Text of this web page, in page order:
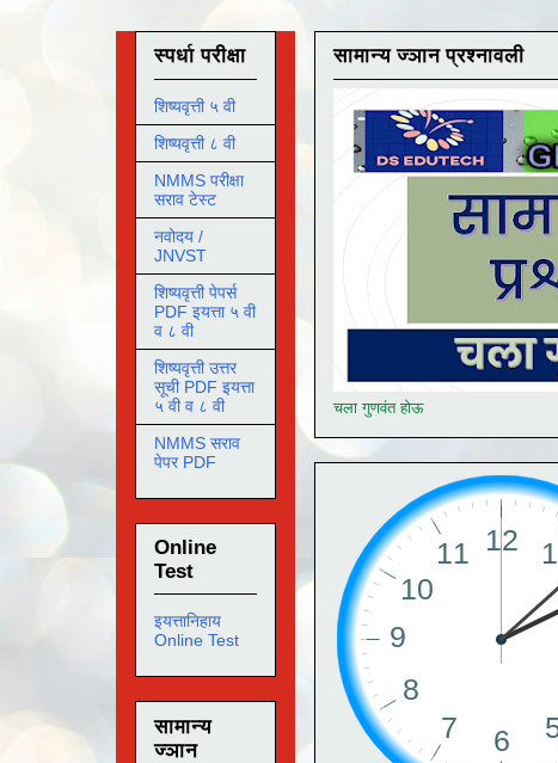
सामान्य ज्ञान प्रश्नावली
चला गुणवंत होऊ
स्पर्धा परीक्षा
शिष्यवृत्ती ५ वी
शिष्यवृत्ती ८ वी
NMMS परीक्षा
सराव टेस्ट
नवोदय /
JNVST
शिष्यवृत्ती पेपर्स
PDF इयत्ता ५ वी
व ८ वी
शिष्यवृत्ती उत्तर
सूची PDF इयत्ता
५ वी व ८ वी
NMMS सराव
पेपर PDF
Online
Test
इयत्तानिहाय
Online Test
सामान्य
ज्ञान